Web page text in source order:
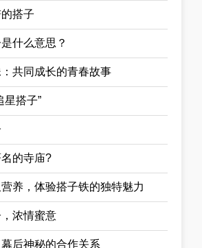
搭子
什么意思？
：共同成长的青春故事
星搭子”
的寺庙?
养，体验搭子铁的独特魅力
浓情蜜意
后神秘的合作关系